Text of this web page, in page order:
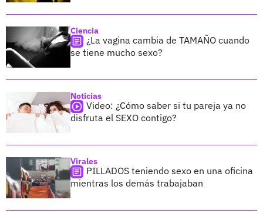
Ciencia
¿La vagina cambia de TAMAÑO cuando
se tiene mucho sexo?
Noticias
Video: ¿Cómo saber si tu pareja ya no
disfruta el SEXO contigo?
Virales
PILLADOS teniendo sexo en una oficina
mientras los demás trabajaban